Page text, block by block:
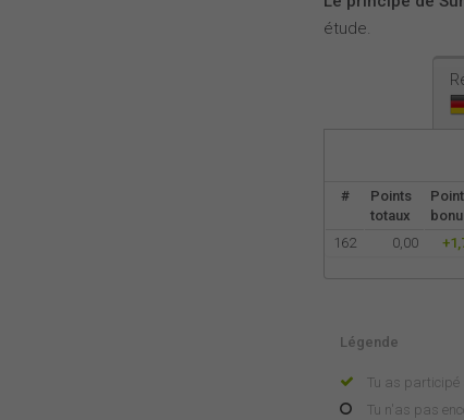
étude.
#
Points
totaux
162 0,00
Légende
Tu as participé
Tu n'as pas